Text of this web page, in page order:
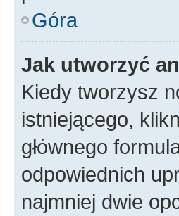
Góra
Jak utworzyć
Kiedy tworzysz
istniejącego,
głównego
odpowiednich
najmniej dwie